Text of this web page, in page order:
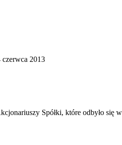
2013
Spółki, które odbyło się